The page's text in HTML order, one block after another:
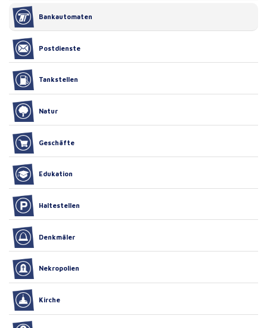
Bankautomaten
Postdienste
Tankstellen
Natur
Geschäfte
Edukation
Haltestellen
Denkmäler
Nekropolien
Kirche